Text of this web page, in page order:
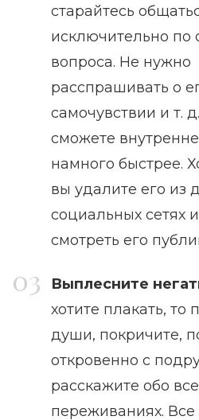
старайтесь
исключительно по
вопроса. Не нужно
расспрашивать о
самочувствии и т.
сможете внутренне
намного быстрее.
вы удалите его из
социальных сетях
смотреть его
Выплесните
хотите плакать, то
души, покричите,
откровенно с
расскажите обо
переживаниях. Все